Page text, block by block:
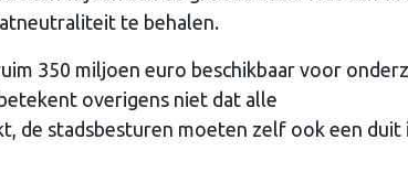
te behalen.
350 miljoen euro beschikbaar voor
overigens niet dat alle
de stadsbesturen moeten zelf ook een duit